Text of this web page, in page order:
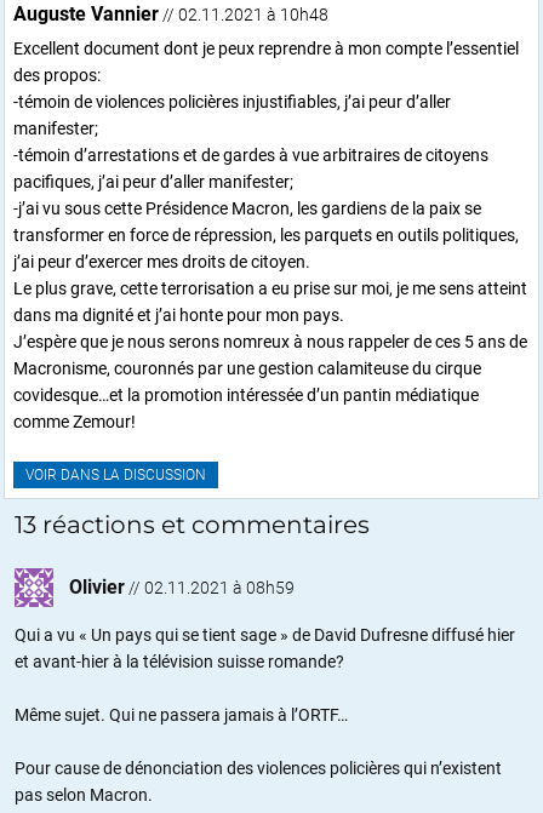
Auguste Vannier // 02.11.2021 à 10h48
Excellent document dont je peux reprendre à mon compte l’essentiel
des propos:
-témoin de violences policières injustifiables, j’ai peur d’aller
manifester;
-témoin d’arrestations et de gardes à vue arbitraires de citoyens
pacifiques, j’ai peur d’aller manifester;
-j’ai vu sous cette Présidence Macron, les gardiens de la paix se
transformer en force de répression, les parquets en outils politiques,
j’ai peur d’exercer mes droits de citoyen.
Le plus grave, cette terrorisation a eu prise sur moi, je me sens atteint
dans ma dignité et j’ai honte pour mon pays.
J’espère que je nous serons nomreux à nous rappeler de ces 5 ans de
Macronisme, couronnés par une gestion calamiteuse du cirque
covidesque…et la promotion intéressée d’un pantin médiatique
comme Zemour!
VOIR DANS LA DISCUSSION
13 réactions et commentaires
Olivier // 02.11.2021 à 08h59
Qui a vu « Un pays qui se tient sage » de David Dufresne diffusé hier
et avant-hier à la télévision suisse romande?
Même sujet. Qui ne passera jamais à l’ORTF…
Pour cause de dénonciation des violences policières qui n’existent
pas selon Macron.